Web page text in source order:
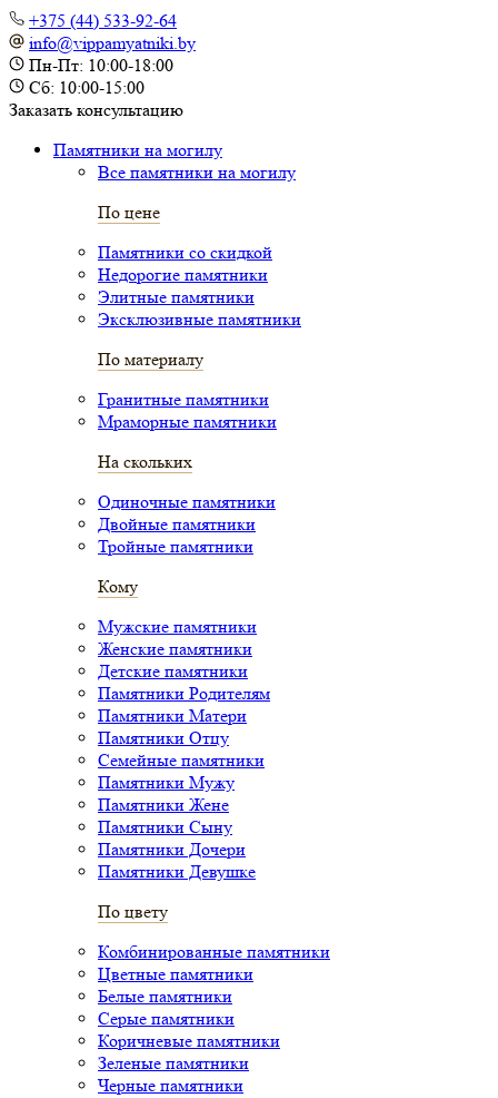
+375 (44) 533-92-64
info@vippamyatniki.by
Пн-Пт: 10:00-18:00
Сб: 10:00-15:00
Заказать консультацию
Памятники на могилу
Все памятники на могилу
По цене
Памятники со скидкой
Недорогие памятники
Элитные памятники
Эксклюзивные памятники
По материалу
Гранитные памятники
Мраморные памятники
На скольких
Одиночные памятники
Двойные памятники
Тройные памятники
Кому
Мужские памятники
Женские памятники
Детские памятники
Памятники Родителям
Памятники Матери
Памятники Отцу
Семейные памятники
Памятники Мужу
Памятники Жене
Памятники Сыну
Памятники Дочери
Памятники Девушке
По цвету
Комбинированные памятники
Цветные памятники
Белые памятники
Серые памятники
Коричневые памятники
Зеленые памятники
Черные памятники